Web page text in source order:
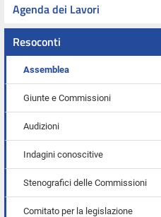
Agenda dei Lavori
Resoconti
Assemblea
Giunte e Commissioni
Audizioni
Indagini conoscitive
Stenografici delle Commissioni
Comitato per la legislazione